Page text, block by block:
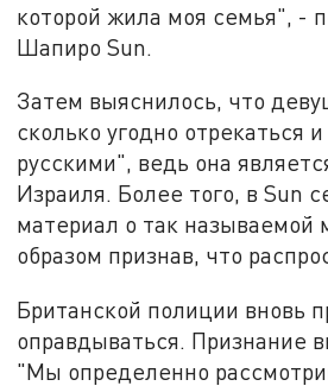
которой жила моя семья", -
Шапиро Sun.
Затем выяснилось, что
сколько угодно отрекаться
русскими", ведь она
Израиля. Более того, в Sun
материал о так называемой
образом признав, что
Британской полиции вновь
оправдываться. Признание
"Мы определенно